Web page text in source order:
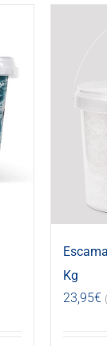
Kg
23,95€